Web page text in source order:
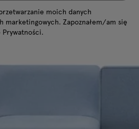
moich danych
marketingowych. Zapoznałem/am się